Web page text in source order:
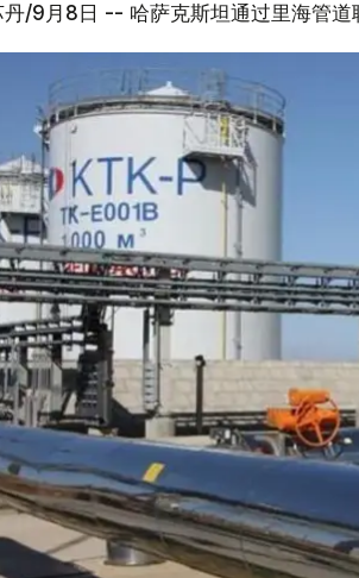
/9月8日 -- 哈萨克斯坦通过里海管道